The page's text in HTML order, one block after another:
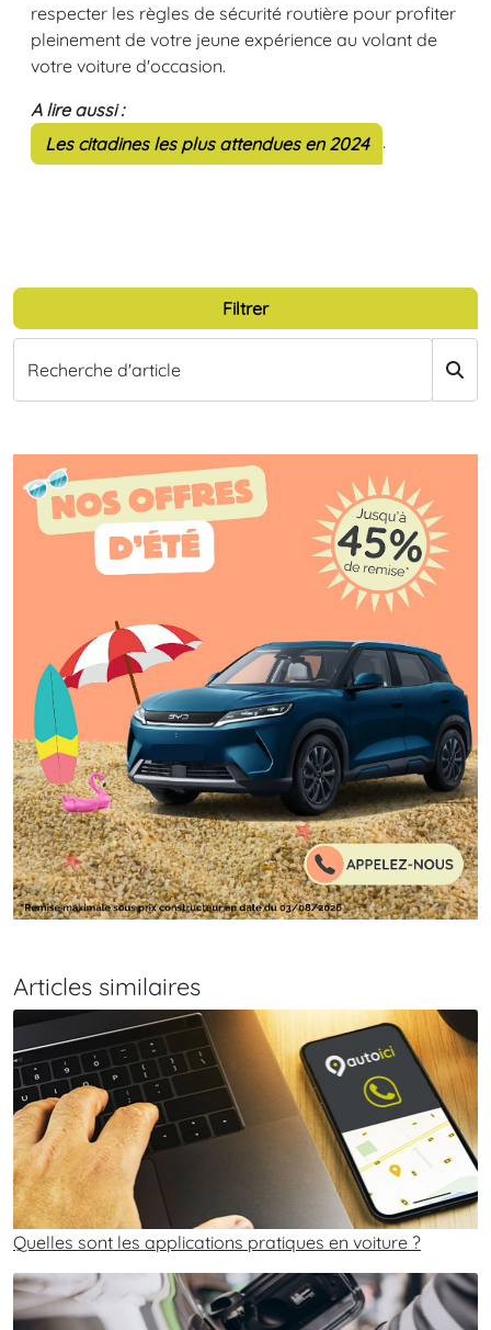
Filtrer
Recherche d'article
Articles similaires
Quelles sont les applications pratiques en voiture ?
respecter les règles de sécurité routière pour profiter
pleinement de votre jeune expérience au volant de
votre voiture d'occasion.
A lire aussi :
Les citadines les plus attendues en 2024
.